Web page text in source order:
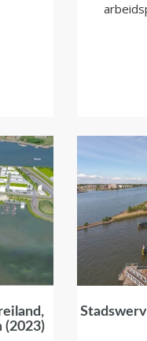
(2023)